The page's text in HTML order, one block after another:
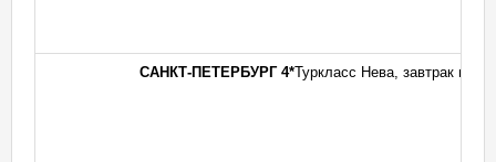
САНКТ-ПЕТЕРБУРГ 4*Туркласс Нева, завтрак